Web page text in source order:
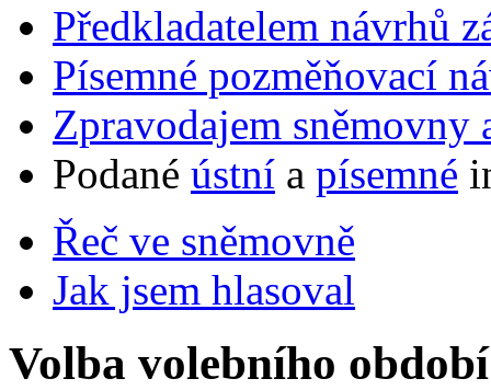
Předkladatelem návrhů
Písemné pozměňovací
Zpravodajem
Podané ústní a písemné
Řeč ve sněmovně
Jak jsem hlasoval
Volba volebního období